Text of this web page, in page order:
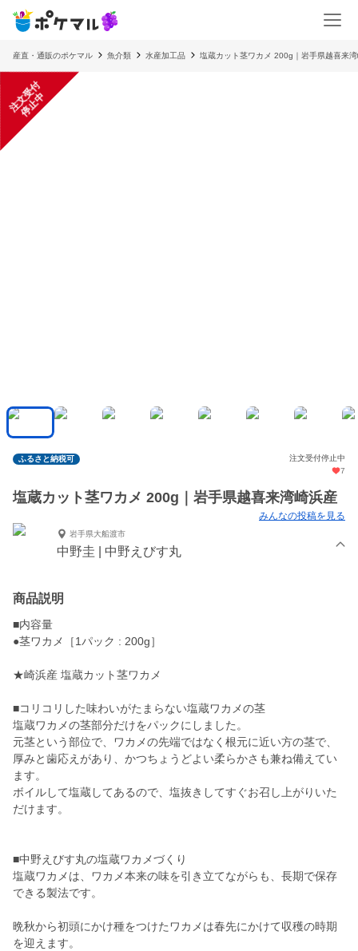
産直・通販のポケマル 魚介類 水産加工品 塩蔵カット茎ワカメ 200g｜岩手県越喜来
注
文
受
付
停
止
中
ふるさと納税可
注文受付停止中
7
塩蔵カット茎ワカメ 200g｜岩手県越喜来湾崎浜産
みんなの投稿を見る
岩手県大船渡市
中野圭 | 中野えびす丸
商品説明
■内容量
●茎ワカメ［1パック : 200g］
★崎浜産 塩蔵カット茎ワカメ
■コリコリした味わいがたまらない塩蔵ワカメの茎
塩蔵ワカメの茎部分だけをパックにしました。
元茎という部位で、ワカメの先端ではなく根元に近い方の茎で、
厚みと歯応えがあり、かつちょうどよい柔らかさも兼ね備えてい
ます。
ボイルして塩蔵してあるので、塩抜きしてすぐお召し上がりいた
だけます。
■中野えびす丸の塩蔵ワカメづくり
塩蔵ワカメは、ワカメ本来の味を引き立てながらも、長期で保存
できる製法です。
晩秋から初頭にかけ種をつけたワカメは春先にかけて収穫の時期
を迎えます。